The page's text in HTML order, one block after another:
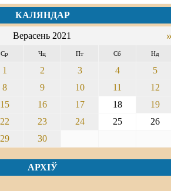
КАЛЯНДАР
Верасень 2021
Ср Чц Пт Сб Нд
1 2 3 4
5
8 9 10 11
12
15 16 17 18
19
22 23 24 25
26
29 30
АРХІЎ